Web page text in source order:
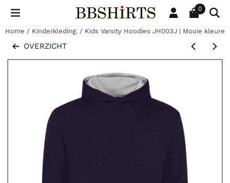
Cookievoorkeuren zijn beschikbaar. Kies instellingen of sta
0
Home / Kinderkleding. / Kids Varsity Hoodies JH003J | Mooie
OVERZICHT